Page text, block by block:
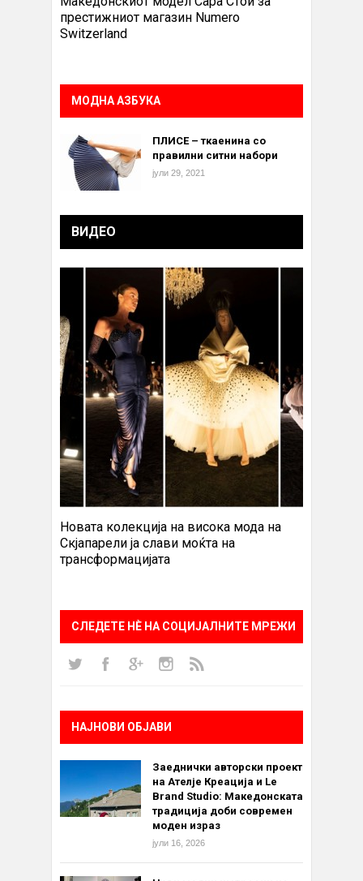
престижниот магазин Numero
Switzerland
МОДНА АЗБУКА
ПЛИСЕ – ткаенина со
правилни ситни набори
јули 29, 2021
ВИДЕО
Новата колекција на висока мода на
Скјапарели ја слави моќта на
трансформацијата
СЛЕДЕТЕ НÈ НА СОЦИЈАЛНИТЕ МРЕЖИ
НАЈНОВИ ОБЈАВИ
Заеднички авторски проект
на Ателје Креација и Le
Brand Studio: Македонската
традиција доби современ
моден израз
јули 16, 2026